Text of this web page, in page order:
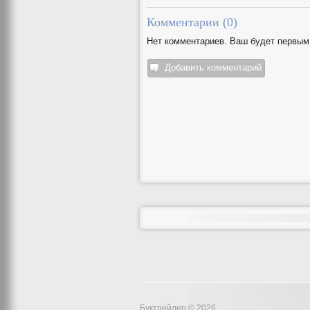
Комментарии (0)
Нет комментариев. Ваш будет
Добавить комментарий
Буктрейлер © 2026